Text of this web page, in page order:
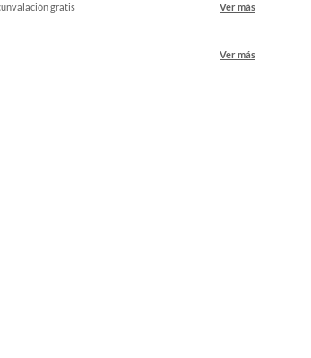
gratis Ver más
Ver más